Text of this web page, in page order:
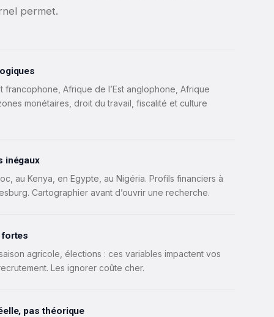
permet.
francophone, Afrique de l’Est anglophone, Afrique
monétaires, droit du travail, fiscalité et culture
inégaux
au Kenya, en Egypte, au Nigéria. Profils financiers à
Cartographier avant d’ouvrir une recherche.
agricole, élections : ces variables impactent vos
Les ignorer coûte cher.
pas théorique